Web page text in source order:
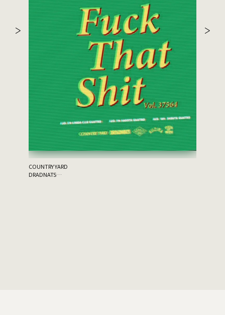
COUNTRY YARD
DRADNATS